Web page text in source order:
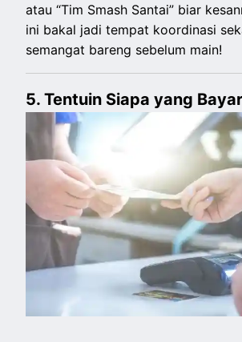
atau “Tim Smash Santai” biar
ini bakal jadi tempat koordinasi
semangat bareng sebelum main!
5. Tentuin Siapa yang